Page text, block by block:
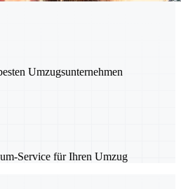
Umzugsunternehmen
Service für Ihren Umzug